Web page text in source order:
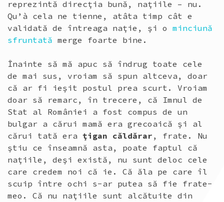
reprezintă direcţia bună, naţiile – nu.
Qu’à cela ne tienne, atâta timp cât e
validată de întreaga naţie, şi o minciună
sfruntată merge foarte bine.
Înainte să mă apuc să îndrug toate cele
de mai sus, vroiam să spun altceva, doar
că ar fi ieşit postul prea scurt. Vroiam
doar să remarc, în trecere, că Imnul de
Stat al României a fost compus de un
bulgar a cărui mamă era grecoaică şi al
cărui tată era ţigan căldărar , frate. Nu
ştiu ce înseamnă asta, poate faptul că
naţiile, deşi există, nu sunt deloc cele
care credem noi că ie. Că ăla pe care îl
scuip între ochi s-ar putea să fie frate-
meo. Că nu naţiile sunt alcătuite din